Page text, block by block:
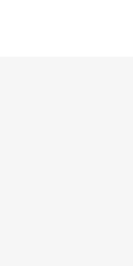
thời gian. Ngoài
độ khuyến
chế các loại vi